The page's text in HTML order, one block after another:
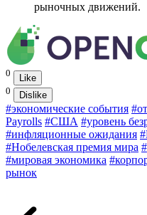
рыночных движений.
0
Like
0
Dislike
#экономические события
Payrolls #США #уровень
#инфляционные ожидания
#Нобелевская премия мира
#мировая экономика
рынок